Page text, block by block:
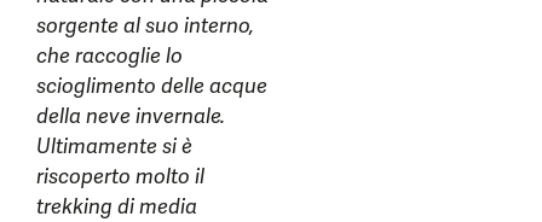
sorgente al suo interno,
che raccoglie lo
scioglimento delle acque
della neve invernale.
Ultimamente si è
riscoperto molto il
trekking di media